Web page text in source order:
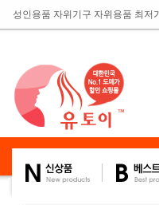
성인용품 자위기구 자위용품 최저